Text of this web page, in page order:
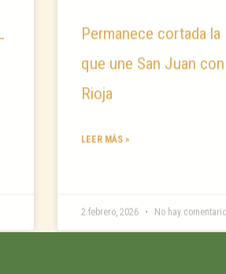
Permanece cortada la
que une San Juan
Rioja
LEER MÁS »
2 febrero, 2026 No hay comentarios